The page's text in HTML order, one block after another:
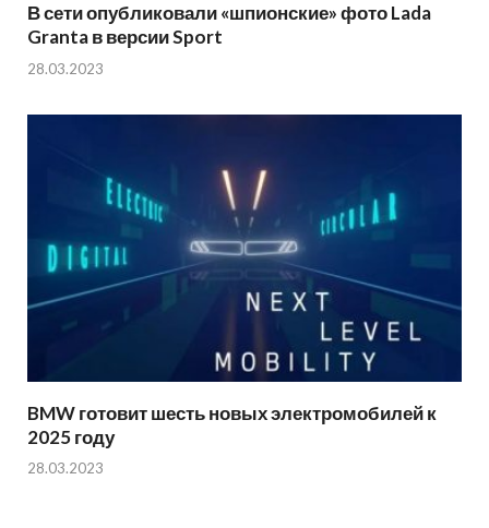
В сети опубликовали «шпионские» фото Lada
Granta в версии Sport
28.03.2023
BMW готовит шесть новых электромобилей к
2025 году
28.03.2023